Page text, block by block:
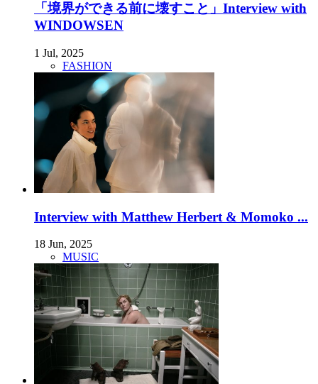
「境界ができる前に壊すこと」Interview with
WINDOWSEN
1 Jul, 2025
FASHION
Interview with Matthew Herbert & Momoko ...
18 Jun, 2025
MUSIC